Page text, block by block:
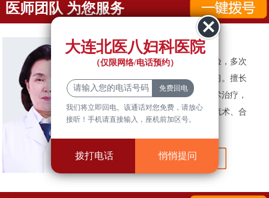
医师团队 为您服务
贺凤
简介：30余年妇科临床诊疗经验，多次
前往国内知名三甲医院深造学习。擅长
妇科各类疾病的诊断与微创手术治疗，
如无痛人流、上取环、高危人流术、合
大连北医八妇科医院
（仅限网络/电话预约）
我们将立即回电。该通话对您免费，请放心
接听！手机请直接输入，座机前加区号。
拨打电话 悄悄提问